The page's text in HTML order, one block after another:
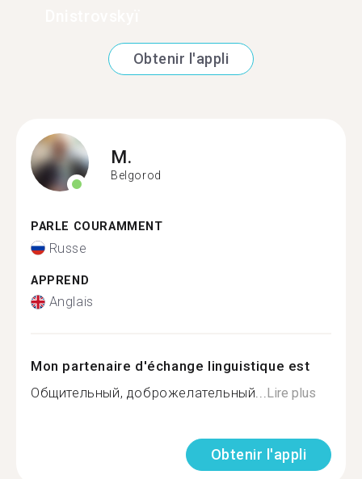
Obtenir l'appli
M.
Belgorod
PARLE COURAMMENT
Russe
APPREND
Anglais
Mon partenaire d'échange linguistique est
Общительный, доброжелательный...Lire plus
Obtenir l'appli